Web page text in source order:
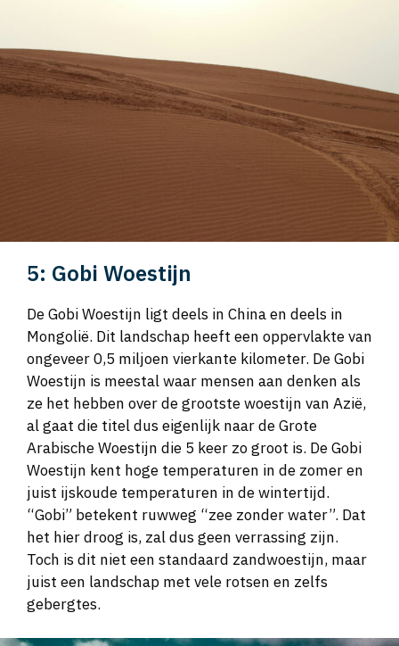
5: Gobi Woestijn
De Gobi Woestijn ligt deels in China en deels in
Mongolië. Dit landschap heeft een oppervlakte van
ongeveer 0,5 miljoen vierkante kilometer. De Gobi
Woestijn is meestal waar mensen aan denken als
ze het hebben over de grootste woestijn van Azië,
al gaat die titel dus eigenlijk naar de Grote
Arabische Woestijn die 5 keer zo groot is. De Gobi
Woestijn kent hoge temperaturen in de zomer en
juist ijskoude temperaturen in de wintertijd.
“Gobi” betekent ruwweg “zee zonder water”. Dat
het hier droog is, zal dus geen verrassing zijn.
Toch is dit niet een standaard zandwoestijn, maar
juist een landschap met vele rotsen en zelfs
gebergtes.